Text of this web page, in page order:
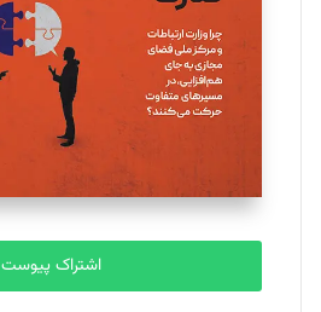
ملینا جعفری
تحریریه
مصطفی مسجدی آرانی
تحریریه
بابک نقاش
اشتراک پیوست